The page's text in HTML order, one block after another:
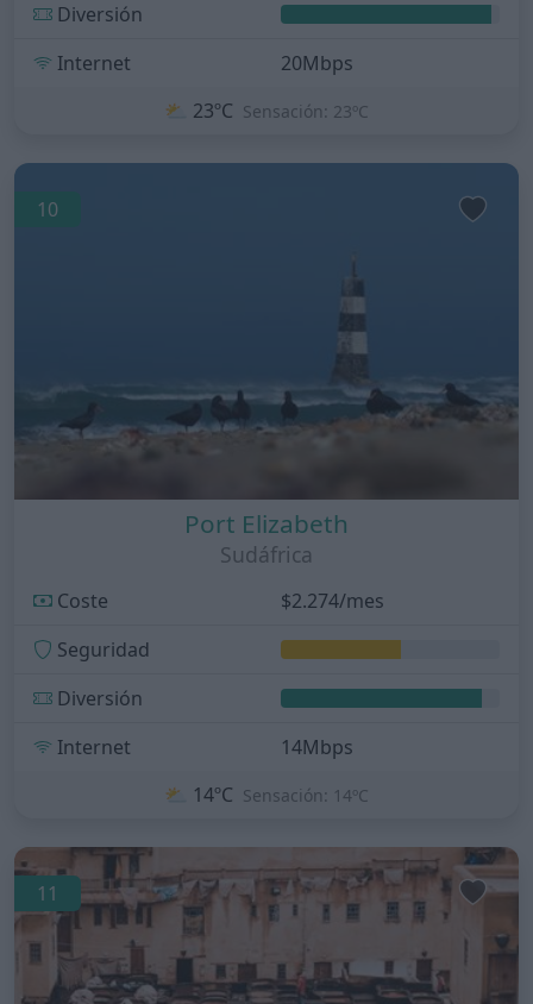
Diversión
Internet
20Mbps
⛅ 23ºC Sensación: 23ºC
10
Port Elizabeth
Sudáfrica
Coste
$2.274/mes
Seguridad
Diversión
Internet
14Mbps
⛅ 14ºC Sensación: 14ºC
11